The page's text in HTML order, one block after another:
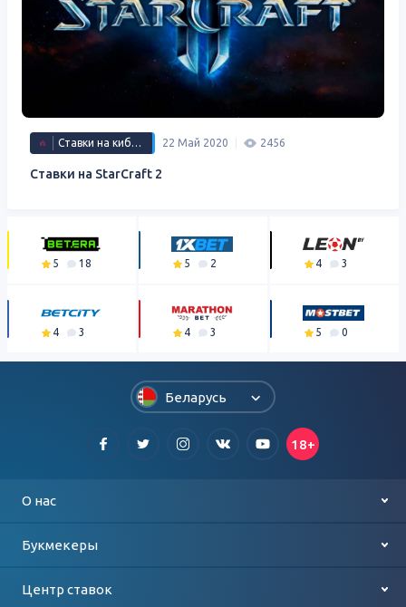
Ставки на киберспорт 22 Май 2020 2456
Ставки на StarCraft 2
5 18 5 2 4 3
4 3 4 3 5 0
Беларусь
18+
О нас
Контакты
О проекте
Букмекеры
Лучшие букмекеры
Центр ставок